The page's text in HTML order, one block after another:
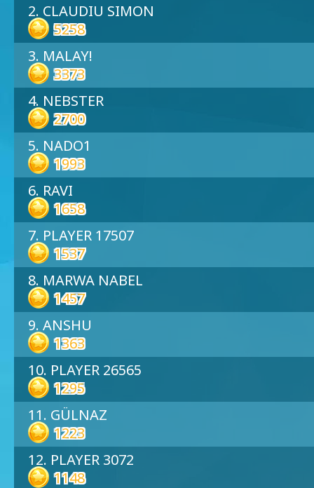
2. CLAUDIU SIMON
5258
3. MALAY!
3373
4. NEBSTER
2700
5. NADO1
1993
6. RAVI
1658
7. PLAYER 17507
1537
8. MARWA NABEL
1457
9. ANSHU
1363
10. PLAYER 26565
1295
11. GÜLNAZ
1223
12. PLAYER 3072
1148